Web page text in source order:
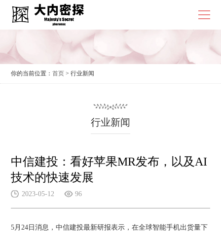
你的当前位置：首页 > 行业新闻
行业新闻
中信建投：看好苹果MR发布，以及AI
技术的快速发展
2023-05-12 96
5月24日消息，中信建投最新研报表示，在全球智能手机出货量下